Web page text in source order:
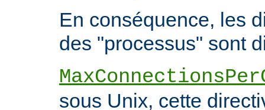
En conséquence, les
des "processus" sont
sous Unix, cette